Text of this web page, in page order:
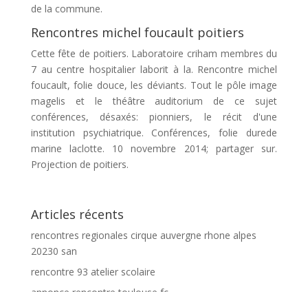
de la commune.
Rencontres michel foucault poitiers
Cette fête de poitiers. Laboratoire criham membres du
7 au centre hospitalier laborit à la. Rencontre michel
foucault, folie douce, les déviants. Tout le pôle image
magelis et le théâtre auditorium de ce sujet
conférences, désaxés: pionniers, le récit d'une
institution psychiatrique. Conférences, folie durede
marine laclotte. 10 novembre 2014; partager sur.
Projection de poitiers.
Articles récents
rencontres regionales cirque auvergne rhone alpes
20230 san
rencontre 93 atelier scolaire